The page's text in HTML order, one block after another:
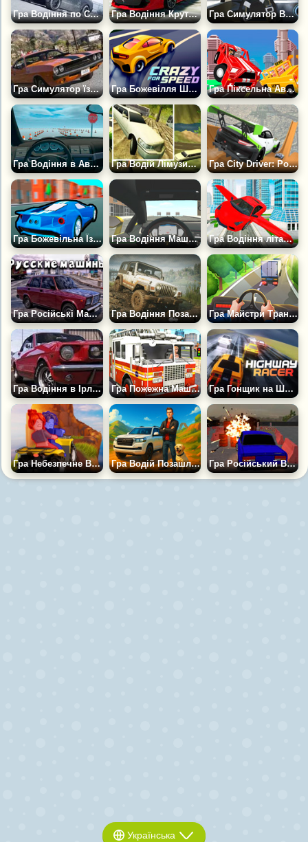
Гра Водіння по Снігових Горах Гра Водіння Крутих Тачок у Мегаполісі Гра Симулятор Водіння 2
Гра Симулятор їзди в Маямі Гра Божевілля Швидкості Гра Піксельна Аварія 3Д
Гра Водіння в Автошколі Гра Водій Лімузина 3Д Гра City Driver: Розбий Тачку
Гра Божевільна Їзда містом Гра Водіння Машин у Справжньому Місті 2 Гра Водіння літаючої машини
Гра Російські Машини: Пріора, Жигулі, Газель Гра Водіння Позашляховиків Jeep по Бездоріжжю Гра Майстри Транспортних Засобів
Гра Водіння в Ірландії Гра Пожежна Машина: Порятунок Міста Гра Гонщик на Шосе 1
Гра Небезпечне Водіння Позашляховика Гра Водій Позашляховика Land Cruiser Гра Російський Водій Жигулів
Українська